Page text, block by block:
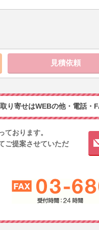
り寄せはWEBの他・電話・
おります。
ご提案させていただ